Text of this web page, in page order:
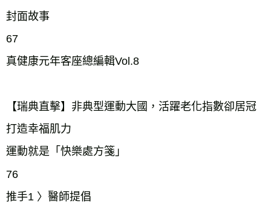
封面故事
67
真健康元年客座總編輯Vol.8
【瑞典直擊】非典型運動大國，活躍老化指數卻居冠
打造幸福肌力
運動就是「快樂處方箋」
76
推手1 〉醫師提倡